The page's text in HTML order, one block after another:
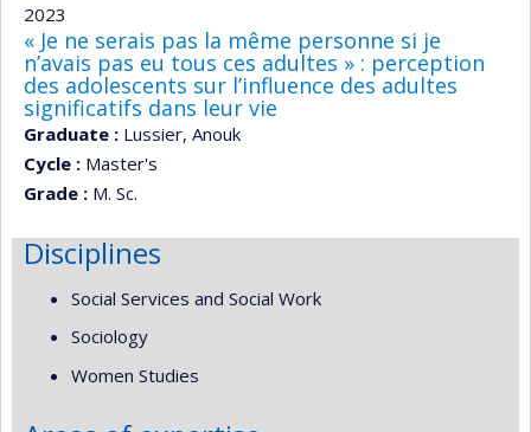
2023
« Je ne serais pas la même personne si je
n’avais pas eu tous ces adultes » : perception
des adolescents sur l’influence des adultes
significatifs dans leur vie
Graduate : Lussier, Anouk
Cycle : Master's
Grade : M. Sc.
Disciplines
Social Services and Social Work
Sociology
Women Studies